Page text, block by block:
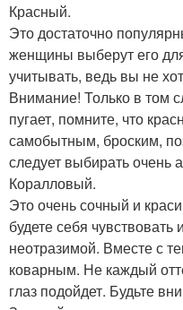
Красный.
Это достаточно
женщины выберут его
учитывать, ведь вы не
Внимание! Только в том
пугает, помните, что
самобытным, броским,
следует выбирать очень
Коралловый.
Это очень сочный и
будете себя
неотразимой. Вместе с
коварным. Не каждый
глаз подойдет. Будьте